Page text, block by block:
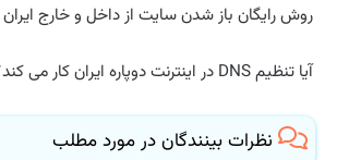
روش رایگان باز شدن سایت از داخل و خارج ایران
آیا تنظیم DNS در اینترنت دوپاره ایران کار می کند؟
نظرات بینندگان در مورد مطلب